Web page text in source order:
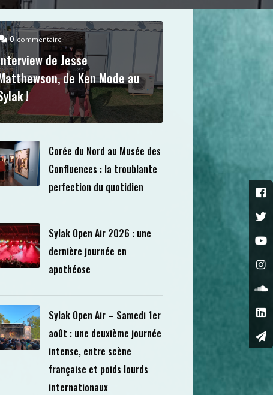
0commentaire
de Jesse
de Ken Mode au
!
Corée du Nord au Musée des
Confluences : la troublante
perfection du quotidien
Sylak Open Air 2026 : une
dernière journée en
apothéose
Sylak Open Air – Samedi 1er
août : une deuxième journée
intense, entre scène
française et poids lourds
internationaux